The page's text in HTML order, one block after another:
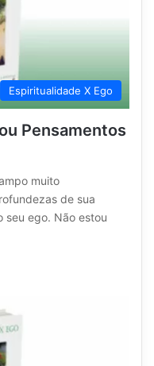
Espiritualidade X Ego
Pensamentos
muito
de sua
seu ego. Não estou